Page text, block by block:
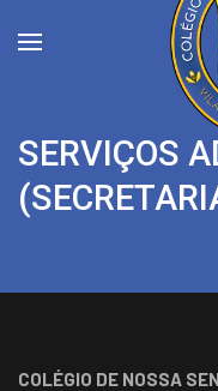
SERVIÇOS
COLÉGIO DE NOSSA